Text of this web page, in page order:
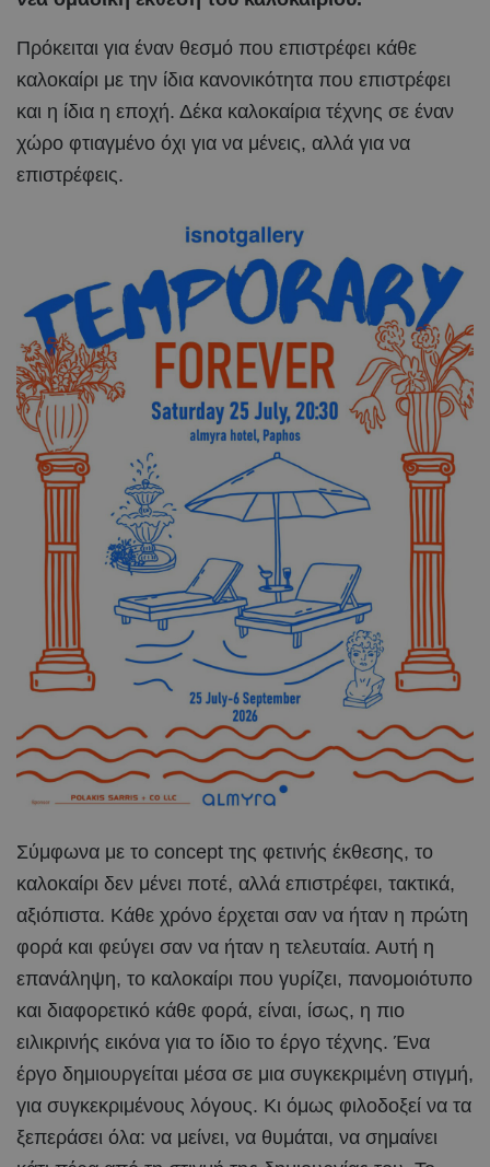
Πρόκειται για έναν θεσμό που επιστρέφει κάθε
καλοκαίρι με την ίδια κανονικότητα που επιστρέφει
και η ίδια η εποχή. Δέκα καλοκαίρια τέχνης σε έναν
χώρο φτιαγμένο όχι για να μένεις, αλλά για να
επιστρέφεις.
Σύμφωνα με το concept της φετινής έκθεσης, το
καλοκαίρι δεν μένει ποτέ, αλλά επιστρέφει, τακτικά,
αξιόπιστα. Κάθε χρόνο έρχεται σαν να ήταν η πρώτη
φορά και φεύγει σαν να ήταν η τελευταία. Αυτή η
επανάληψη, το καλοκαίρι που γυρίζει, πανομοιότυπο
και διαφορετικό κάθε φορά, είναι, ίσως, η πιο
ειλικρινής εικόνα για το ίδιο το έργο τέχνης. Ένα
έργο δημιουργείται μέσα σε μια συγκεκριμένη στιγμή,
για συγκεκριμένους λόγους. Κι όμως φιλοδοξεί να τα
ξεπεράσει όλα: να μείνει, να θυμάται, να σημαίνει